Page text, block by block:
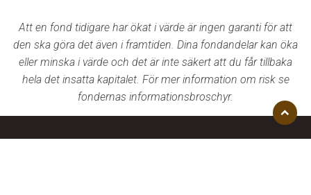
Att en fond tidigare har ökat i värde är ingen garanti för att
den ska göra det även i framtiden. Dina fondandelar kan öka
eller minska i värde och det är inte säkert att du får tillbaka
hela det insatta kapitalet. För mer information om risk se
fondernas informationsbroschyr.
Åk